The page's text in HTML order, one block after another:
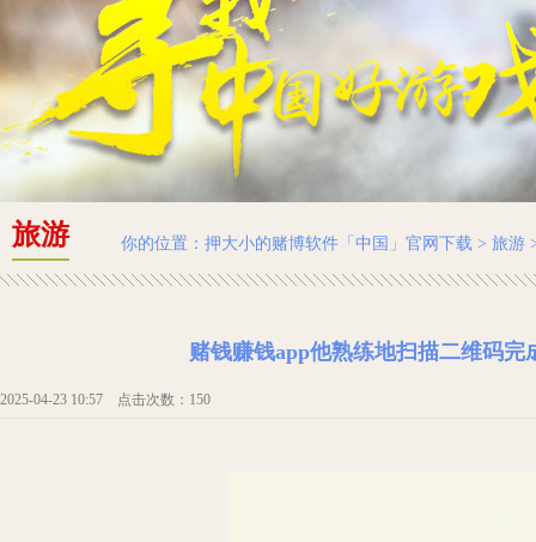
旅游 你的位置： 押大小的赌博软件「中国」官网下载 > 旅游
赌钱赚钱app他熟练地扫描二维码
2025-04-23 10:57 点击次数：150